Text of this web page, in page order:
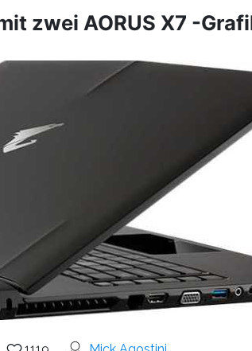
zwei AORUS X7 -